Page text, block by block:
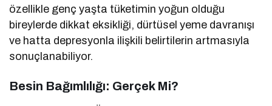
özellikle genç yaşta tüketimin yoğun olduğu
bireylerde dikkat eksikliği, dürtüsel yeme davranışı
ve hatta depresyonla ilişkili belirtilerin artmasıyla
sonuçlanabiliyor.
Besin Bağımlılığı: Gerçek Mi?